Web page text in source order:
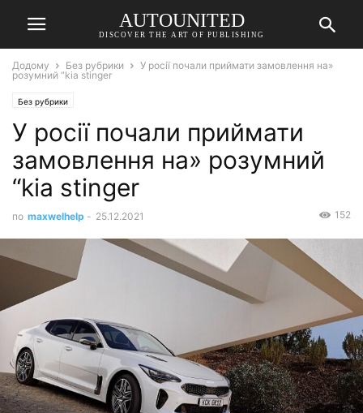
AUTOUNITED
DISCOVER THE ART OF PUBLISHING
Додому Без рубрики
У росії почали приймати замовлення на»
розумний “kia stinger
Без рубрики
У росії почали приймати
замовлення на» розумний
“kia stinger
по maxwelhelp - 25.12.2021 152